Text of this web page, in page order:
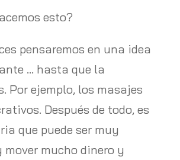
esto?
pensaremos en una idea
… hasta que la
Por ejemplo, los masajes
Después de todo, es
que puede ser muy
mucho dinero y